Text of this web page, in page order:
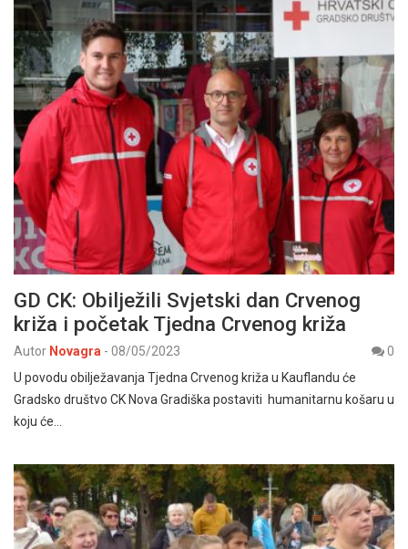
GD CK: Obilježili Svjetski dan Crvenog
križa i početak Tjedna Crvenog križa
Autor Novagra - 08/05/2023
0
U povodu obilježavanja Tjedna Crvenog križa u Kauflandu će
Gradsko društvo CK Nova Gradiška postaviti humanitarnu košaru u
koju će…